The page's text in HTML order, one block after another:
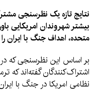
نتایج تازه یک نظرسنجی
بیشتر شهروندان امریکایی
متحده، اهداف جنگ با ایران
بر اساس این نظرسنجی که
اشتراک‌کنندگان گفته‌اند که
نظامی امریکا در جنگ با